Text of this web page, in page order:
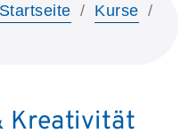
Startseite
Kurse
Kreativität